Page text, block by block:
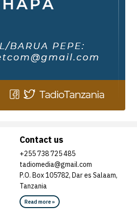
Contact us
+255 738 725 485
tadiomedia@gmail.com
P.O. Box 105782, Dar es Salaam,
Tanzania
Read more »